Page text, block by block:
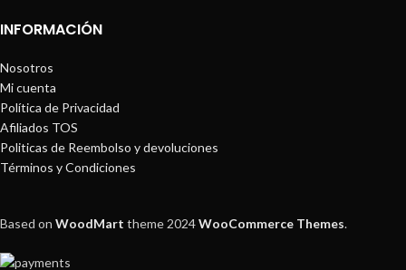
INFORMACIÓN
Nosotros
Mi cuenta
Política de Privacidad
Afiliados TOS
Politicas de Reembolso y devoluciones
Términos y Condiciones
Based on WoodMart theme 2024WooCommerce Themes.